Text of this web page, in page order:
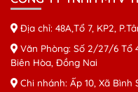
Địa chỉ: 48A,Tổ 7, KP2,
Văn Phòng: Số 2/27/6 Tổ
Biên Hòa, Đồng Nai
Chi nhánh: Ấp 10, Xã